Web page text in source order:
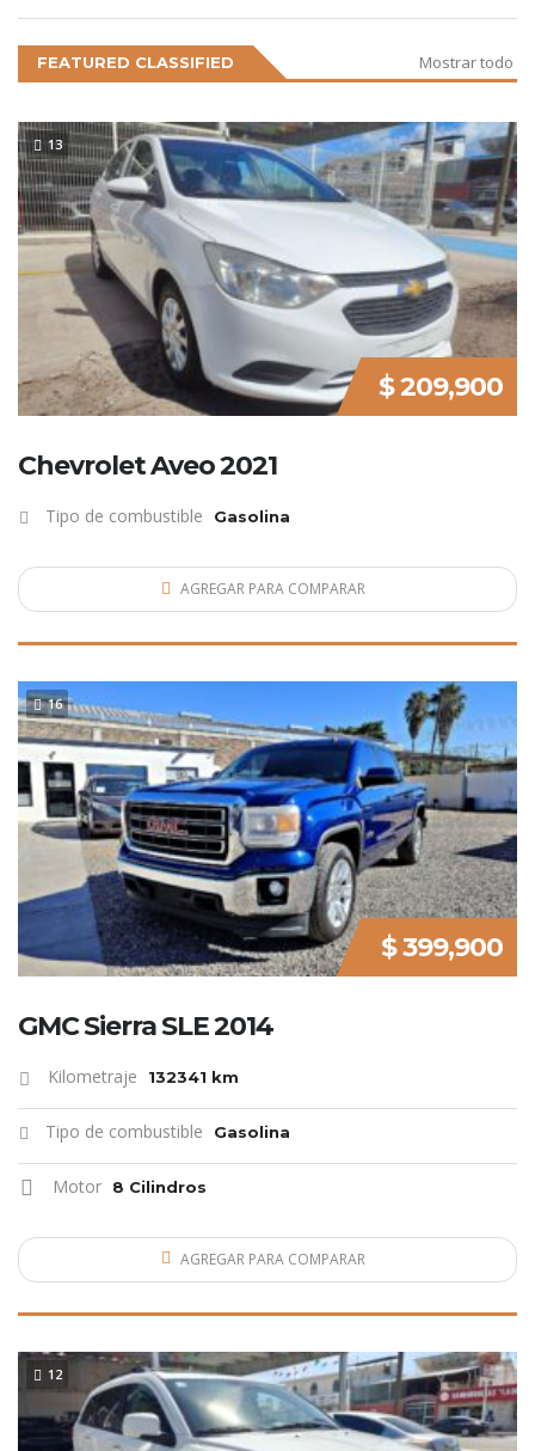
FEATURED CLASSIFIED Mostrar todo
13 LO NUEVO
$ 209,900
Chevrolet Aveo 2021
Tipo de combustible Gasolina
AGREGAR PARA COMPARAR
16 SPECIAL
$ 399,900
GMC Sierra SLE 2014
Kilometraje 132341 km
Tipo de combustible Gasolina
Motor 8 Cilindros
AGREGAR PARA COMPARAR
12 L
O
M
Á
S
N
U
E
V
O